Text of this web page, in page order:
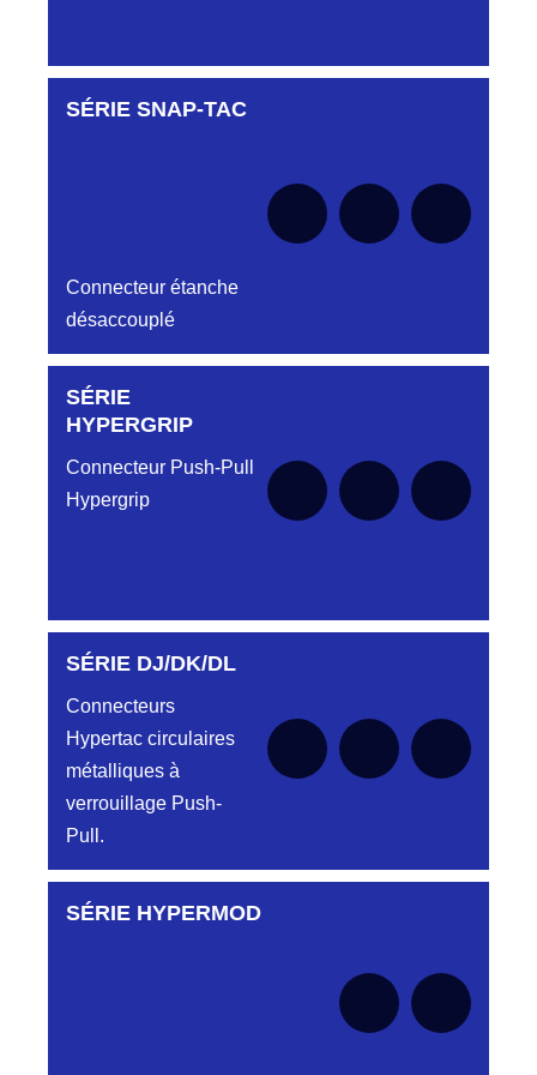
Aucune pièce disponible pour cette série pour
SÉRIE SNAP-TAC
Connecteur étanche
désaccouplé
Aucune pièce disponible pour cette série pour
SÉRIE
HYPERGRIP
Connecteur Push-Pull
Hypergrip
Aucune pièce disponible pour cette série pour
SÉRIE DJ/DK/DL
Connecteurs
Hypertac circulaires
métalliques à
verrouillage Push-
Pull.
Aucune pièce disponible pour cette série pour
SÉRIE HYPERMOD